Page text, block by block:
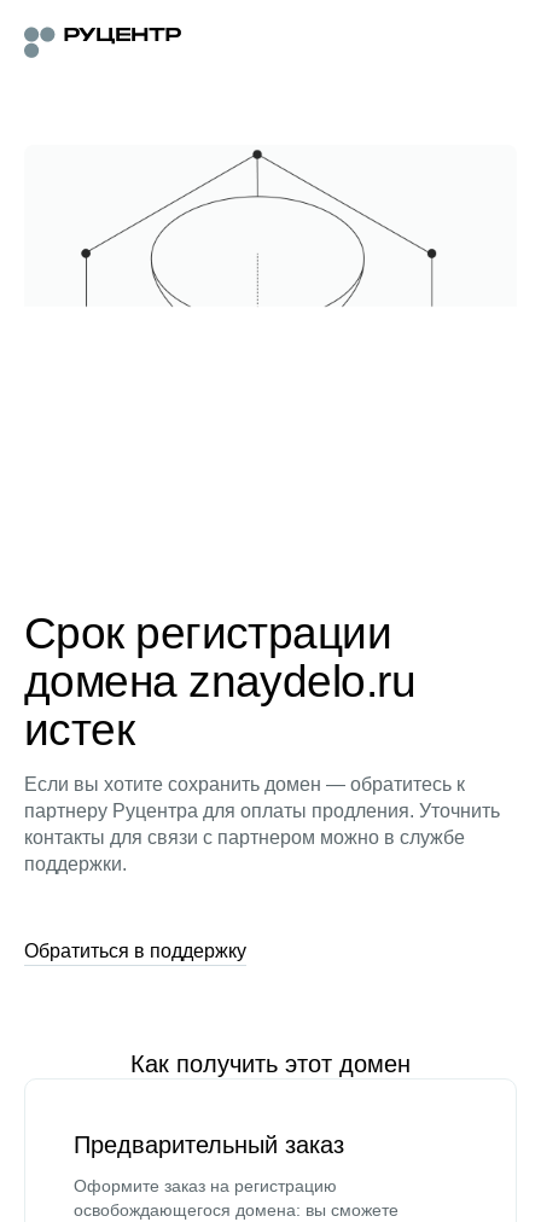
Срок регистрации
домена znaydelo.ru
истек
Если вы хотите сохранить домен — обратитесь к
партнеру Руцентра для оплаты продления. Уточнить
контакты для связи с партнером можно в службе
поддержки.
Обратиться в поддержку
Как получить этот домен
Предварительный заказ
Оформите заказ на регистрацию
освобождающегося домена: вы сможете